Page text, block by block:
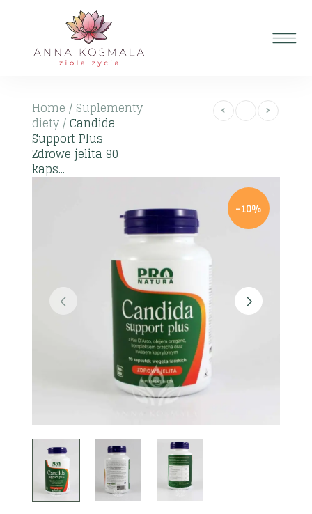
Home / Suplementy
diety/Candida
Support Plus
Zdrowe jelita 90
kaps...
-10%